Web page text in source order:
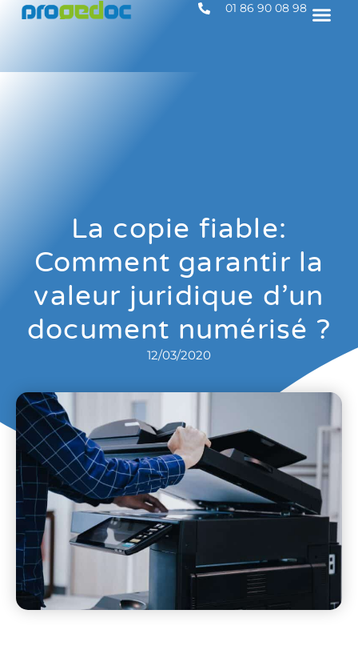
01 86 90 08 98
La copie fiable:
Comment garantir la
valeur juridique d’un
document numérisé ?
12/03/2020